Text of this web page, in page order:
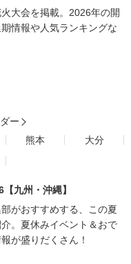
大会を掲載。2026年の開
情報や人気ランキングな
ー
熊本
大分
九州・沖縄】
がおすすめする、この夏
。夏休みイベント＆おで
が盛りだくさん！